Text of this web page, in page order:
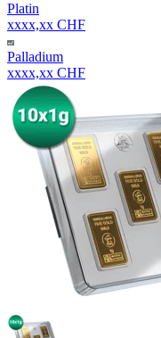
Platin
xxxx,xx CHF
Palladium
xxxx,xx CHF